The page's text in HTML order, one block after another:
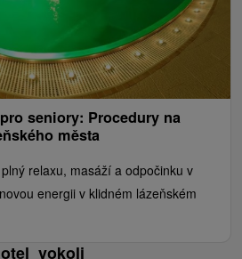
seniory: Procedury na
města
relaxu, masáží a odpočinku v
energii v klidném lázeňském